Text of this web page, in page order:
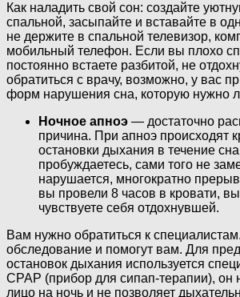
Как наладить свой сон: создайте
спальной, засыпайте и вставайте в
не держите в спальной телевизор,
мобильный телефон. Если вы плохо
постоянно встаете разбитой, не
обратиться с врачу, возможно, у вас
форм нарушения сна, которую нужно
Ночное апноэ — достаточно
причина. При апноэ происходят
остановки дыхания в течение
пробуждаетесь, сами того не
нарушается, многократно
вы провели 8 часов в кровати,
чувствуете себя отдохнувшей.
Вам нужно обратиться к
обследование и помогут вам. Для
остановок дыхания используется
CPAP (прибор для сипап-терапии), он
лицо на ночь и не позволяет